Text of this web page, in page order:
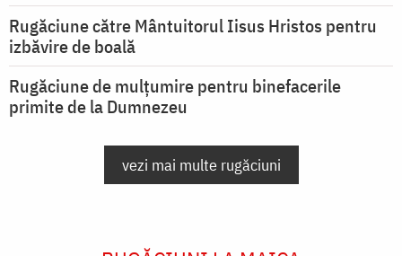
Rugăciune către Mântuitorul Iisus Hristos pentru
izbăvire de boală
Rugăciune de mulțumire pentru binefacerile
primite de la Dumnezeu
vezi mai multe rugăciuni